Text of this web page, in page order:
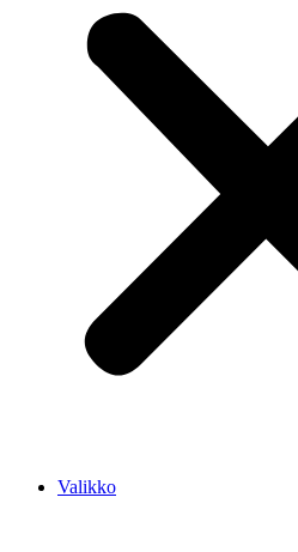
Valikko